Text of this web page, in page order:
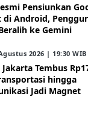
Pensiunkan
di Android,
ke Gemini
2026 | 19:30 WIB
Tembus
hingga
Jadi Magnet